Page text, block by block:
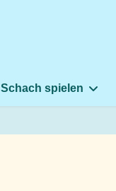
Schach spielen